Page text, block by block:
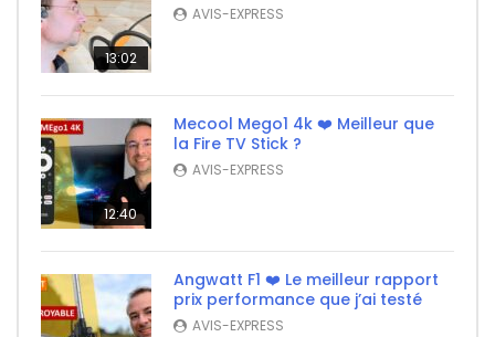
13:02
AVIS-EXPRESS
12:40
Mecool Mego1 4k ❤️ Meilleur que
la Fire TV Stick ?
AVIS-EXPRESS
Angwatt F1 ❤️ Le meilleur rapport
prix performance que j’ai testé
AVIS-EXPRESS